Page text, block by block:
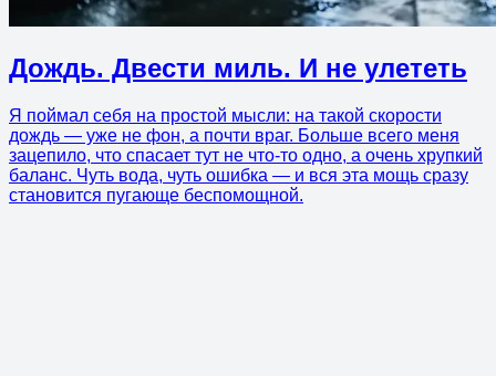
Дождь. Двести миль. И не улететь
Я поймал себя на простой мысли: на такой скорости
дождь — уже не фон, а почти враг. Больше всего меня
зацепило, что спасает тут не что-то одно, а очень хрупкий
баланс. Чуть вода, чуть ошибка — и вся эта мощь сразу
становится пугающе беспомощной.